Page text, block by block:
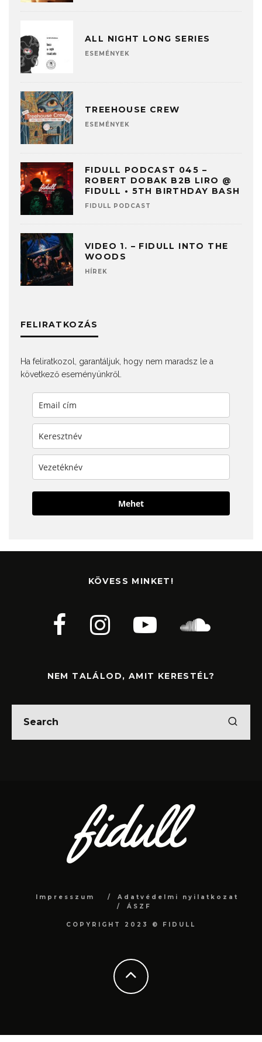
ALL NIGHT LONG SERIES
ESEMÉNYEK
TREEHOUSE CREW
ESEMÉNYEK
FIDULL PODCAST 045 –
ROBERT DOBAK B2B LIRO @
FIDULL • 5TH BIRTHDAY BASH
FIDULL PODCAST
VIDEO 1. – FIDULL INTO THE
WOODS
HÍREK
FELIRATKOZÁS
Ha feliratkozol, garantáljuk, hogy nem maradsz le a
következő eseményünkről.
Mehet
KÖVESS MINKET!
NEM TALÁLOD, AMIT KERESTÉL?
Impresszum
Adatvédelmi nyilatkozat
ÁSZF
COPYRIGHT 2023 © FIDULL